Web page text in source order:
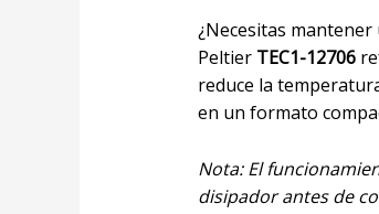
¿Necesitas
Peltier TEC1-12706
reduce la
en un formato
Nota: El
disipador antes de